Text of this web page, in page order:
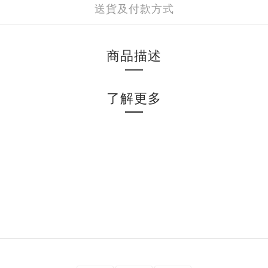
送貨及付款方式
商品描述
了解更多